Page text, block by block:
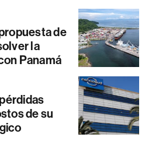
de
la
Panamá
de su